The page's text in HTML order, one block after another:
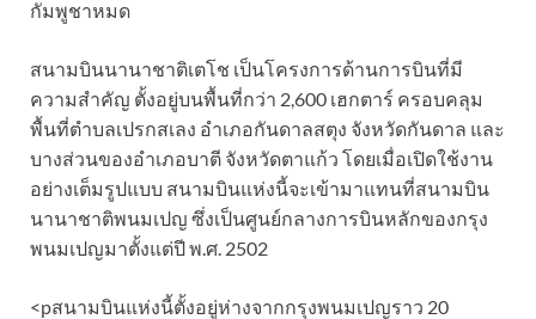
กัมพูชาหมด
สนามบินนานาชาติเตโช เป็นโครงการด้านการบินที่มี
ความสำคัญ ตั้งอยู่บนพื้นที่กว่า 2,600 เฮกตาร์ ครอบคลุม
พื้นที่ตำบลเปรกสเลง อำเภอกันดาลสตุง จังหวัดกันดาล และ
บางส่วนของอำเภอบาตี จังหวัดตาแก้ว โดยเมื่อเปิดใช้งาน
อย่างเต็มรูปแบบ สนามบินแห่งนี้จะเข้ามาแทนที่สนามบิน
นานาชาติพนมเปญ ซึ่งเป็นศูนย์กลางการบินหลักของกรุง
พนมเปญมาตั้งแต่ปี พ.ศ. 2502
<pสนามบินแห่งนี้ตั้งอยู่ห่างจากกรุงพนมเปญราว 20